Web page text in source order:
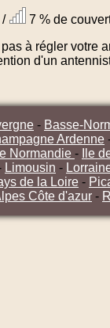
/
7 % de
à régler votre
d'un
- Basse-
Ardenne
Normandie - Ile
Limousin -
de la Loire -
Côte d'azur -